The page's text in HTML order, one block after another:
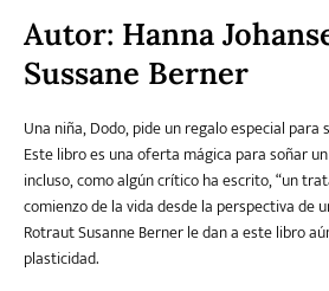
Autor: Hanna
Sussane Berner
Una niña, Dodo, pide un regalo especial para
Este libro es una oferta mágica para soñar
incluso, como algún crítico ha escrito, “un
comienzo de la vida desde la perspectiva de
Rotraut Susanne Berner le dan a este libro
plasticidad.